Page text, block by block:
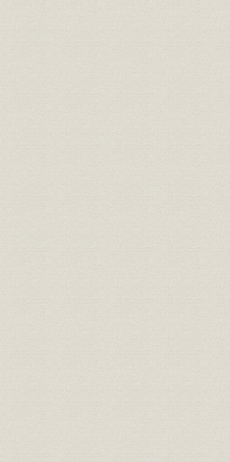
1. 自立化と国産化の進展
2. 業績の推移
第2章 事業の拡大と国産化技術の形成(1914~1931年)
第1節 第1次世界大戦ブームから昭和恐慌
1. 第1次世界大戦ブーム
2. 第3次電話拡張計画のスタート
3. 関東大震災と電話・通信事業の新たな展開
4. 昭和恐慌期の電話事業の展開
第2節 事業の拡大と日本電気の発展戦略
1. 第1次世界大戦時の日本電気
2. 経営管理の強化
3. 中国電気公司の設立
4. 住友との提携
5. WE社との関係
第3節 関東大震災と震災後の経営
1. 関東大震災の発生
2. 自動交換機と放送機の国産化
3. 関東大震災後の経営
4. 国産化奨励のもとでの苦難
第4節 技術開発と技術者
1. 技術者の採用と技術部門の整備
2. 自主研究・開発と成果